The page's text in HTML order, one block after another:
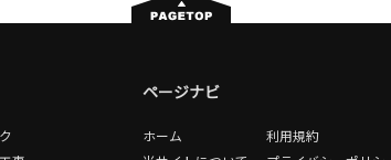
ページナビ
ホーム
利用規約